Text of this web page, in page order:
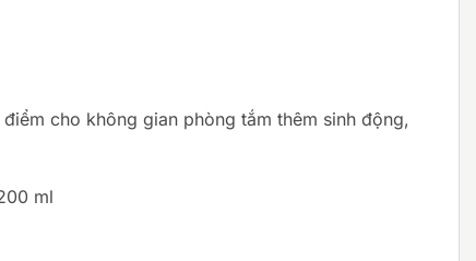
cho không gian phòng tắm thêm sinh động,
ml